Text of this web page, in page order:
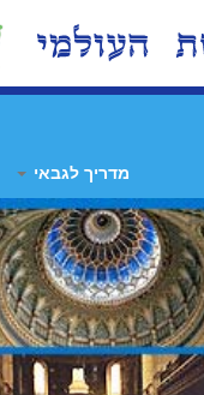
מדריך לגבאי